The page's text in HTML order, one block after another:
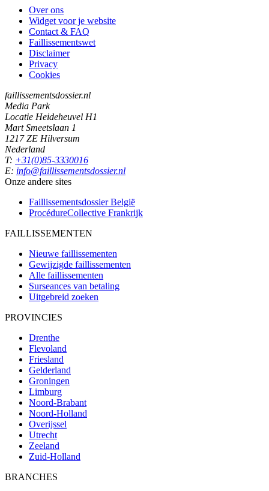
Over ons
Widget voor je website
Contact & FAQ
Faillissementswet
Disclaimer
Privacy
Cookies
faillissementsdossier.nl
Media Park
Locatie Heideheuvel H1
Mart Smeetslaan 1
1217 ZE Hilversum
Nederland
T: +31(0)85-3330016
E: info@faillissementsdossier.nl
Onze andere sites
Faillissementsdossier België
ProcédureCollective Frankrijk
FAILLISSEMENTEN
Nieuwe faillissementen
Gewijzigde faillissementen
Alle faillissementen
Surseances van betaling
Uitgebreid zoeken
PROVINCIES
Drenthe
Flevoland
Friesland
Gelderland
Groningen
Limburg
Noord-Brabant
Noord-Holland
Overijssel
Utrecht
Zeeland
Zuid-Holland
BRANCHES